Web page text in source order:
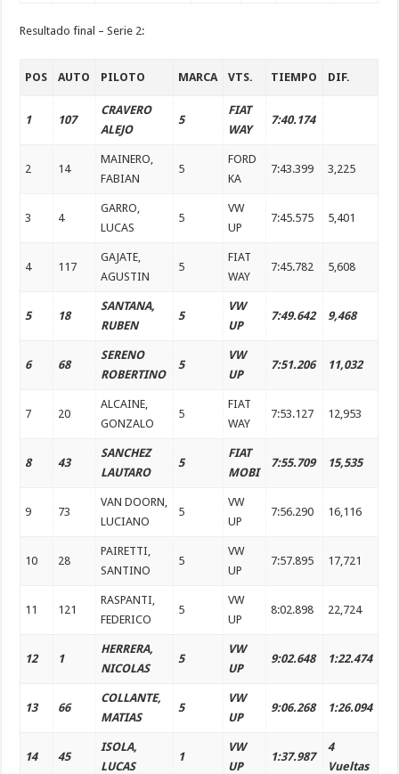
Resultado final – Serie 2:
POS AUTO PILOTO MARCA VTS. TIEMPO DIF.
1 107
CRAVERO
ALEJO
5
FIAT
WAY
7:40.174
2 14
MAINERO,
FABIAN
5
FORD
KA
7:43.399 3,225
3 4
GARRO,
LUCAS
5
VW
UP
7:45.575 5,401
4 117
GAJATE,
AGUSTIN
5
FIAT
WAY
7:45.782 5,608
5 18
SANTANA,
RUBEN
5
VW
UP
7:49.642 9,468
6 68
SERENO
ROBERTINO
5
VW
UP
7:51.206 11,032
7 20
ALCAINE,
GONZALO
5
FIAT
WAY
7:53.127 12,953
8 43
SANCHEZ
LAUTARO
5
FIAT
MOBI
7:55.709 15,535
9 73
VAN DOORN,
LUCIANO
5
VW
UP
7:56.290 16,116
10 28
PAIRETTI,
SANTINO
5
VW
UP
7:57.895 17,721
11 121
RASPANTI,
FEDERICO
5
VW
UP
8:02.898 22,724
12 1
HERRERA,
NICOLAS
5
VW
UP
9:02.648 1:22.474
13 66
COLLANTE,
MATIAS
5
VW
UP
9:06.268 1:26.094
14 45
ISOLA,
LUCAS
1
VW
UP
1:37.987
4
Vueltas